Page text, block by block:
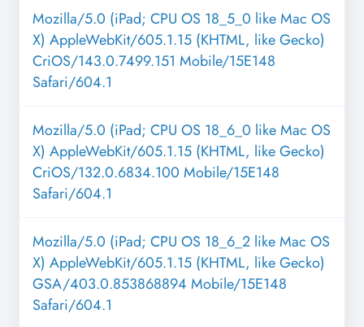
Mozilla/5.0 (iPad; CPU OS 18_5_0 like Mac OS
X) AppleWebKit/605.1.15 (KHTML, like Gecko)
CriOS/143.0.7499.151 Mobile/15E148
Safari/604.1
Mozilla/5.0 (iPad; CPU OS 18_6_0 like Mac OS
X) AppleWebKit/605.1.15 (KHTML, like Gecko)
CriOS/132.0.6834.100 Mobile/15E148
Safari/604.1
Mozilla/5.0 (iPad; CPU OS 18_6_2 like Mac OS
X) AppleWebKit/605.1.15 (KHTML, like Gecko)
GSA/403.0.853868894 Mobile/15E148
Safari/604.1